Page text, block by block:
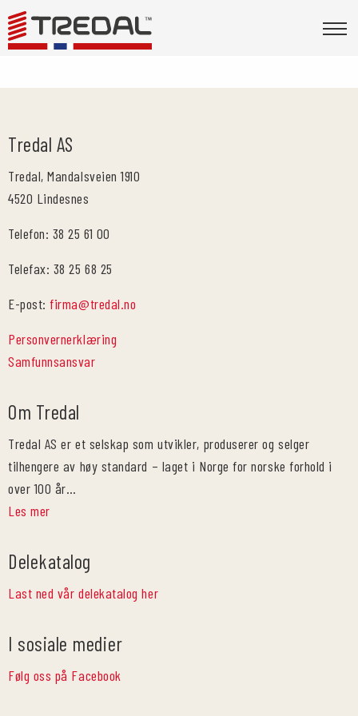
Tredal AS
Tredal, Mandalsveien 1910
4520 Lindesnes
Telefon: 38 25 61 00
Telefax: 38 25 68 25
E-post:firma@tredal.no
Personvernerklæring
Samfunnsansvar
Om Tredal
Tredal AS er et selskap som utvikler, produserer og selger
tilhengere av høy standard – laget i Norge for norske forhold i
over 100 år…
Les mer
Delekatalog
Last ned vår delekatalog her
I sosiale medier
Følg oss på Facebook